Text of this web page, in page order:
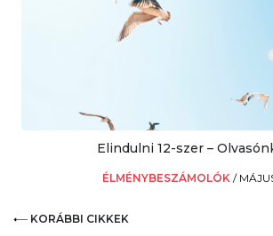
Elindulni 12-szer –
ÉLMÉNYBESZÁMOLÓK /
KORÁBBI CIKKEK